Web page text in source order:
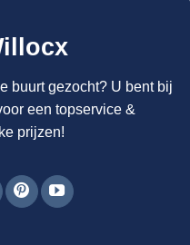
buurt gezocht? U bent bij
een topservice &
prijzen!